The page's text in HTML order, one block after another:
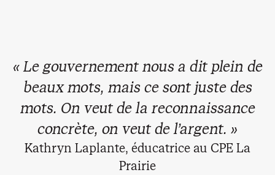
« Le gouvernement nous a dit plein de
beaux mots, mais ce sont juste des
mots. On veut de la reconnaissance
concrète, on veut de l’argent. »
Kathryn Laplante, éducatrice au CPE La
Prairie